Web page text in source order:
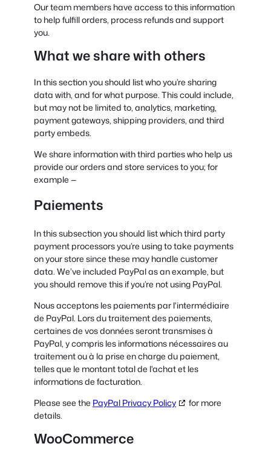
Our team members have access to this information
to help fulfill orders, process refunds and support
you.
What we share with others
In this section you should list who you’re sharing
data with, and for what purpose. This could include,
but may not be limited to, analytics, marketing,
payment gateways, shipping providers, and third
party embeds.
We share information with third parties who help us
provide our orders and store services to you; for
example —
Paiements
In this subsection you should list which third party
payment processors you’re using to take payments
on your store since these may handle customer
data. We’ve included PayPal as an example, but
you should remove this if you’re not using PayPal.
Nous acceptons les paiements par l'intermédiaire
de PayPal. Lors du traitement des paiements,
certaines de vos données seront transmises à
PayPal, y compris les informations nécessaires au
traitement ou à la prise en charge du paiement,
telles que le montant total de l'achat et les
informations de facturation.
Please see the PayPal Privacy Policy
for more
details.
WooCommerce